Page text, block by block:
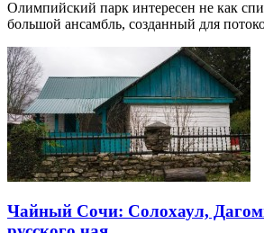
Олимпийский парк интересен не как
большой ансамбль, созданный для
Чайный Сочи: Солохаул,